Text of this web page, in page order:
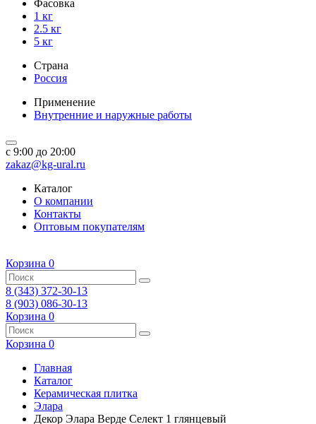
Фасовка
1 кг
2.5 кг
5 кг
Страна
Россия
Применение
Внутренние и наружные работы
c 9:00 до 20:00
zakaz@kg-ural.ru
Каталог
О компании
Контакты
Оптовым покупателям
Корзина 0
8 (343) 372-30-13
8 (903) 086-30-13
Корзина 0
Корзина 0
Главная
Каталог
Керамическая плитка
Элара
Декор Элара Верде Селект 1 глянцевый